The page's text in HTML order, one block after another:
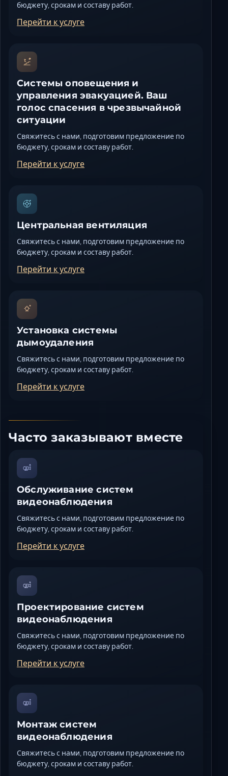
бюджету, срокам и составу работ.
Перейти к услуге
Системы оповещения и
управления эвакуацией. Ваш
голос спасения в чрезвычайной
ситуации
Свяжитесь с нами, подготовим предложение по
бюджету, срокам и составу работ.
Перейти к услуге
Центральная вентиляция
Свяжитесь с нами, подготовим предложение по
бюджету, срокам и составу работ.
Перейти к услуге
Установка системы
дымоудаления
Свяжитесь с нами, подготовим предложение по
бюджету, срокам и составу работ.
Перейти к услуге
Часто заказывают вместе
Обслуживание систем
видеонаблюдения
Свяжитесь с нами, подготовим предложение по
бюджету, срокам и составу работ.
Перейти к услуге
Проектирование систем
видеонаблюдения
Свяжитесь с нами, подготовим предложение по
бюджету, срокам и составу работ.
Перейти к услуге
Монтаж систем
видеонаблюдения
Свяжитесь с нами, подготовим предложение по
бюджету, срокам и составу работ.